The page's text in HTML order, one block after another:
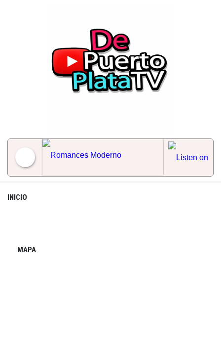
INICIO
MAPA